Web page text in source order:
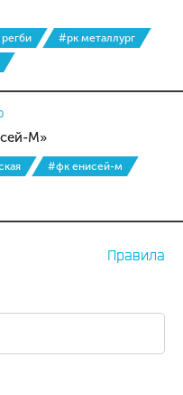
#рк металлург
М»
#фк енисей-м
Правила